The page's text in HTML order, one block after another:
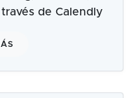
de Calendly